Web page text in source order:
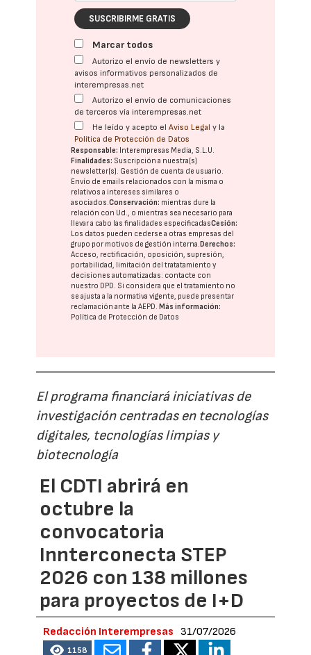
SUSCRIBIRME GRATIS
Marcar todos
Autorizo el envío de newsletters y
avisos informativos personalizados de
interempresas.net
Autorizo el envío de comunicaciones
de terceros vía interempresas.net
He leído y acepto elAviso Legal y la
Política de Protección de Datos
Responsable: Interempresas Media, S.L.U.
Finalidades: Suscripción a nuestra(s)
newsletter(s). Gestión de cuenta de usuario.
Envío de emails relacionados con la misma o
relativos a intereses similares o
asociados.Conservación: mientras dure la
relación con Ud., o mientras sea necesario para
llevar a cabo las finalidades especificadasCesión:
Los datos pueden cederse a otras empresas del
grupo por motivos de gestión interna.Derechos:
Acceso, rectificación, oposición, supresión,
portabilidad, limitación del tratatamiento y
decisiones automatizadas: contacte con
nuestro DPD. Si considera que el tratamiento no
se ajusta a la normativa vigente, puede presentar
reclamación ante laAEPD.Más información:
Política de Protección de Datos
El programa financiará iniciativas de
investigación centradas en tecnologías
digitales, tecnologías limpias y
biotecnología
El CDTI abrirá en
octubre la
convocatoria
Innterconecta STEP
2026 con 138 millones
para proyectos de I+D
Redacción Interempresas 31/07/2026
1158